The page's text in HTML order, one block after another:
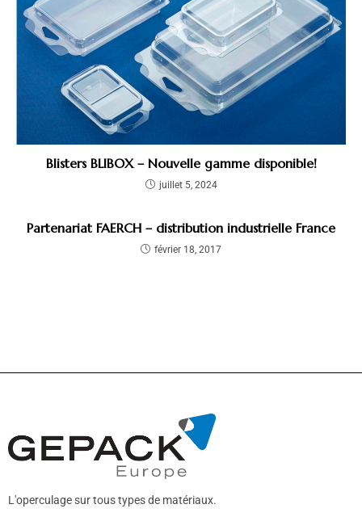
Blisters BLIBOX – Nouvelle gamme disponible!
juillet 5, 2024
Partenariat FAERCH – distribution industrielle France
février 18, 2017
L'operculage sur tous types de matériaux.